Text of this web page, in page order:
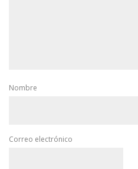
Nombre
Correo electrónico